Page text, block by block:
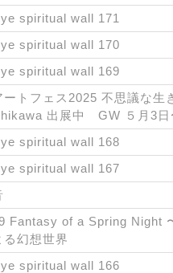
spiritual wall 171
spiritual wall 170
spiritual wall 169
ートフェス2025 不思議な生
出展中 GW ５月3日
spiritual wall 168
spiritual wall 167
Fantasy of a Spring Night
幻想世界
spiritual wall 166